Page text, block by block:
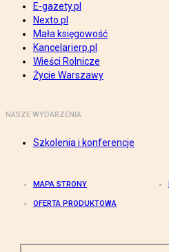
E-gazety.pl
Nexto.pl
Mała księgowość
Kancelarierp.pl
Wieści Rolnicze
Życie Warszawy
NASZE WYDARZENIA
Szkolenia i konferencje
MAPA STRONY
OFERTA PRODUKTOWA